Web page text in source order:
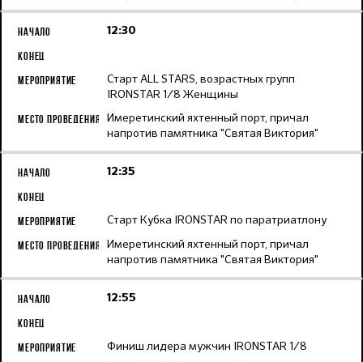
12:30
Старт ALL STARS, возрастных групп
IRONSTAR 1/8 Женщины
Имеретинский яхтенный порт, причал
напротив памятника "Святая Виктория"
12:35
Старт Кубка IRONSTAR по паратриатлону
Имеретинский яхтенный порт, причал
напротив памятника "Святая Виктория"
12:55
Финиш лидера мужчин IRONSTAR 1/8